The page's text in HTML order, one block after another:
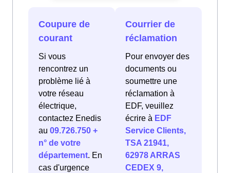
Coupure de
courant
Si vous
rencontrez un
problème lié à
votre réseau
électrique,
contactez Enedis
au 09.726.750 +
n° de votre
département. En
cas d'urgence
Courrier de
réclamation
Pour envoyer des
documents ou
soumettre une
réclamation à
EDF, veuillez
écrire à EDF
Service Clients,
TSA 21941,
62978 ARRAS
CEDEX 9,